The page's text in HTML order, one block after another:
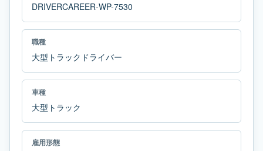
DRIVERCAREER-WP-7530
職種
大型トラックドライバー
車種
大型トラック
雇用形態